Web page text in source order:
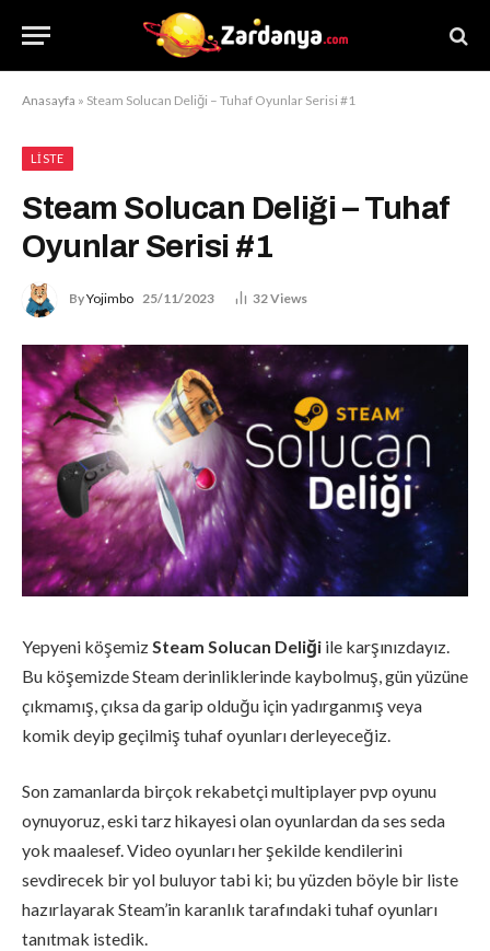
Anasayfa » Steam Solucan Deliği – Tuhaf Oyunlar Serisi #1
LISTE
Steam Solucan Deliği – Tuhaf
Oyunlar Serisi #1
ByYojimbo 25/11/2023 32Views
Yepyeni köşemiz Steam Solucan Deliği ile karşınızdayız.
Bu köşemizde Steam derinliklerinde kaybolmuş, gün yüzüne
çıkmamış, çıksa da garip olduğu için yadırganmış veya
komik deyip geçilmiş tuhaf oyunları derleyeceğiz.
Son zamanlarda birçok rekabetçi multiplayer pvp oyunu
oynuyoruz, eski tarz hikayesi olan oyunlardan da ses seda
yok maalesef. Video oyunları her şekilde kendilerini
sevdirecek bir yol buluyor tabi ki; bu yüzden böyle bir liste
hazırlayarak Steam’in karanlık tarafındaki tuhaf oyunları
tanıtmak istedik.